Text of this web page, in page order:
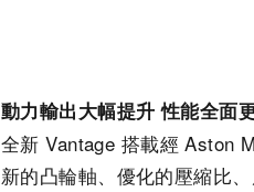
動力輸出大幅提升 性能全面
全新 Vantage 搭載經 Aston
新的凸輪軸、優化的壓縮比